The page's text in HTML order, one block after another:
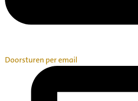
Doorsturen per email